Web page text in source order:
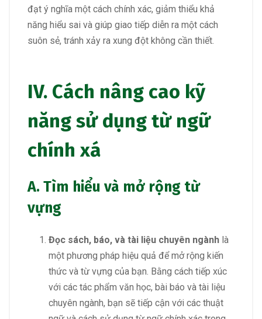
đạt ý nghĩa một cách chính xác, giảm thiểu khả
năng hiểu sai và giúp giao tiếp diễn ra một cách
suôn sẻ, tránh xảy ra xung đột không cần thiết.
IV. Cách nâng cao kỹ
năng sử dụng từ ngữ
chính xá
A. Tìm hiểu và mở rộng từ
vựng
Đọc sách, báo, và tài liệu chuyên ngành là
một phương pháp hiệu quả để mở rộng kiến
thức và từ vựng của bạn. Bằng cách tiếp xúc
với các tác phẩm văn học, bài báo và tài liệu
chuyên ngành, bạn sẽ tiếp cận với các thuật